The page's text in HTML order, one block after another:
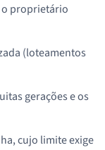
proprietário
(loteamentos
gerações e os
cujo limite exige